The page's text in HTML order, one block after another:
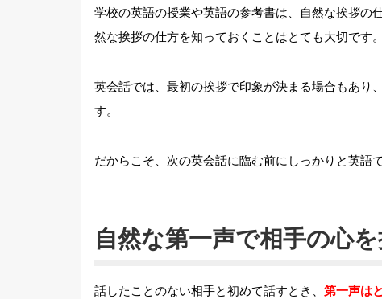
学校の英語の授業や英語の参考書は、自然な挨拶の
然な挨拶の仕方を知っておくことはとても大切です。
英会話では、最初の挨拶で印象が決まる場合もあり
す。
だからこそ、次の英会話に臨む前にしっかりと英語
自然な第一声で相手の心
話したことのない相手と初めて話すとき、 第一声は